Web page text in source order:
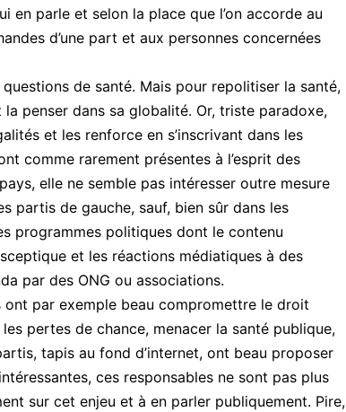
en parle et selon la place que l’on accorde au
d’une part et aux personnes concernées
de santé. Mais pour repolitiser la santé,
penser dans sa globalité. Or, triste paradoxe,
et les renforce en s’inscrivant dans les
comme rarement présentes à l’esprit des
elle ne semble pas intéresser outre mesure
partis de gauche, sauf, bien sûr dans les
programmes politiques dont le contenu
et les réactions médiatiques à des
par des ONG ou associations.
ont par exemple beau compromettre le droit
pertes de chance, menacer la santé publique,
tapis au fond d’internet, ont beau proposer
ces responsables ne sont pas plus
sur cet enjeu et à en parler publiquement. Pire,